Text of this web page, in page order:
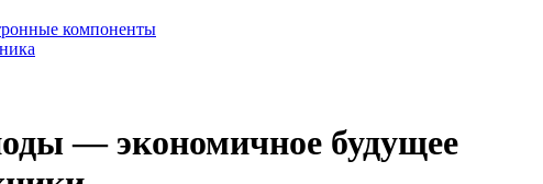
компоненты
— экономичное будущее